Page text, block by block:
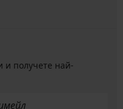
и получете най-